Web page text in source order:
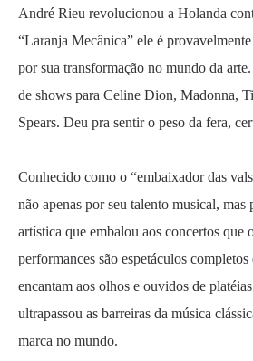
André Rieu revolucionou a Holanda
“Laranja Mecânica” ele é
por sua transformação no mundo da
de shows para Celine Dion, Madonna,
Spears. Deu pra sentir o peso da fera,
Conhecido como o “embaixador das
não apenas por seu talento musical, mas
artística que embalou aos concertos que
performances são espetáculos
encantam aos olhos e ouvidos de
ultrapassou as barreiras da música
marca no mundo.